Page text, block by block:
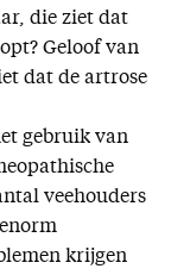
die ziet dat
Geloof van
dat de artrose
gebruik van
veehouders
krijgen